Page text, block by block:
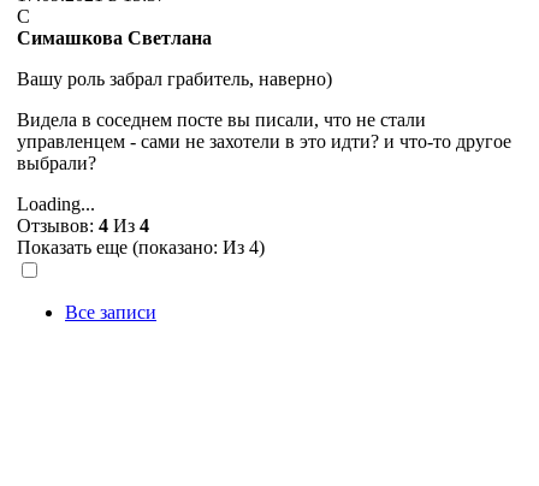
С
Симашкова Светлана
Вашу роль забрал грабитель, наверно)
Видела в соседнем посте вы писали, что не стали
управленцем - сами не захотели в это идти? и что-то другое
выбрали?
Loading...
Отзывов: 4 Из 4
Показать еще (показано: Из 4)
Все записи